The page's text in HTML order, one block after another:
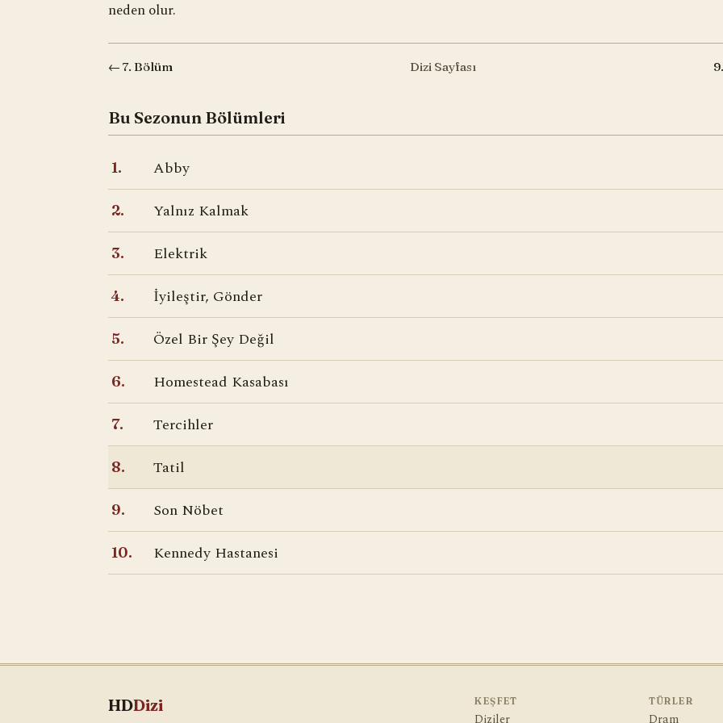
neden olur.
← 7. Bölüm Dizi Sayfası
Bu Sezonun Bölümleri
1. Abby
2. Yalnız Kalmak
3. Elektrik
4. İyileştir, Gönder
5. Özel Bir Şey Değil
6. Homestead Kasabası
7. Tercihler
8. Tatil
9. Son Nöbet
10. Kennedy Hastanesi
HDDizi KEŞFET TÜRLER